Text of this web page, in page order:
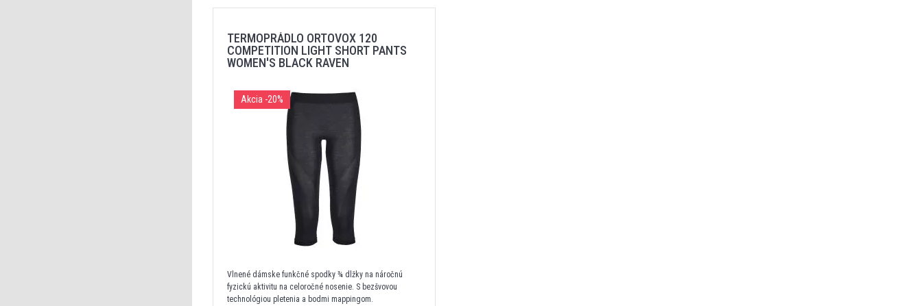
TERMOPRÁDLO ORTOVOX 120
COMPETITION LIGHT SHORT PANTS
WOMEN'S BLACK RAVEN
Akcia -20%
Vlnené dámske funkčné spodky ¾ dlžky na náročnú
fyzickú aktivitu na celoročné nosenie. S bezšvovou
technológiou pletenia a bodmi mappingom.